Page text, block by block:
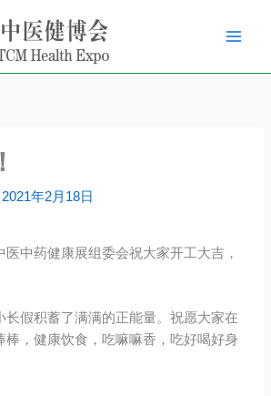
2021年2月18日
医中药健康展组委会祝大家开工大吉，
长假积蓄了满满的正能量。祝愿大家在
棒，健康饮食，吃嘛嘛香，吃好喝好身